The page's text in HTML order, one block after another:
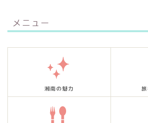
メニュー
湘南の魅力